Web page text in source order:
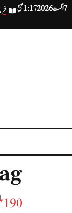
7 اگست 2026 1:17 صبح
‫190 ملین پاؤنڈ کیس: عمران خان سزا معطلی درخواست اسلام آباد ہائیکورٹ نے نمٹا دی‬